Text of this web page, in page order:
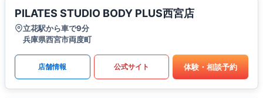
PILATES STUDIO BODY PLUS西宮店
立花駅から車で9分
兵庫県西宮市両度町
店舗情報 公式サイト 体験・相談予約